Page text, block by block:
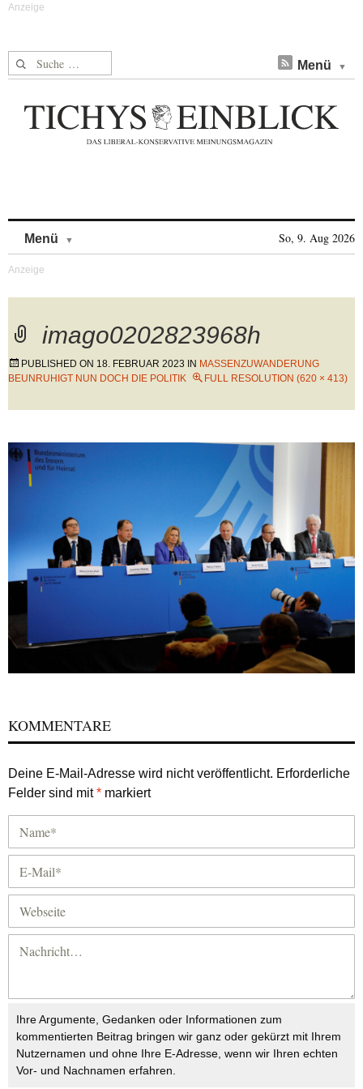
Suche nach: Menü
Menü So, 9. Aug 2026
imago0202823968h
PUBLISHED ON 18. FEBRUAR 2023 IN MASSENZUWANDERUNG
BEUNRUHIGT NUN DOCH DIE POLITIK
FULL RESOLUTION (620 × 413)
KOMMENTARE
Deine E-Mail-Adresse wird nicht veröffentlicht. Erforderliche
Felder sind mit* markiert
Ihre Argumente, Gedanken oder Informationen zum
kommentierten Beitrag bringen wir ganz oder gekürzt mit Ihrem
Nutzernamen und ohne Ihre E-Adresse, wenn wir Ihren echten
Vor- und Nachnamen erfahren.